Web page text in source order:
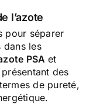
l’azote
pour séparer
dans les
PSA et
des
de pureté,